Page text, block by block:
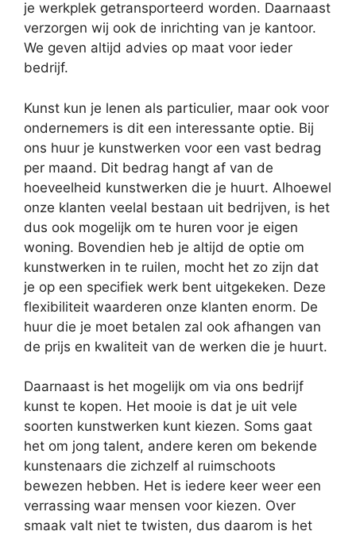
je werkplek getransporteerd worden. Daarnaast
verzorgen wij ook de inrichting van je kantoor.
We geven altijd advies op maat voor ieder
bedrijf.
Kunst kun je lenen als particulier, maar ook voor
ondernemers is dit een interessante optie. Bij
ons huur je kunstwerken voor een vast bedrag
per maand. Dit bedrag hangt af van de
hoeveelheid kunstwerken die je huurt. Alhoewel
onze klanten veelal bestaan uit bedrijven, is het
dus ook mogelijk om te huren voor je eigen
woning. Bovendien heb je altijd de optie om
kunstwerken in te ruilen, mocht het zo zijn dat
je op een specifiek werk bent uitgekeken. Deze
flexibiliteit waarderen onze klanten enorm. De
huur die je moet betalen zal ook afhangen van
de prijs en kwaliteit van de werken die je huurt.
Daarnaast is het mogelijk om via ons bedrijf
kunst te kopen. Het mooie is dat je uit vele
soorten kunstwerken kunt kiezen. Soms gaat
het om jong talent, andere keren om bekende
kunstenaars die zichzelf al ruimschoots
bewezen hebben. Het is iedere keer weer een
verrassing waar mensen voor kiezen. Over
smaak valt niet te twisten, dus daarom is het